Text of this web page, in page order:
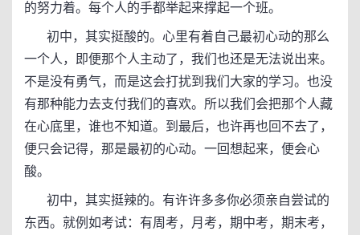
的努力着。每个人的手都举起来撑起一个班。
初中，其实挺酸的。心里有着自己最初心动的那么
一个人，即便那个人主动了，我们也还是无法说出来。
不是没有勇气，而是这会打扰到我们大家的学习。也没
有那种能力去支付我们的喜欢。所以我们会把那个人藏
在心底里，谁也不知道。到最后，也许再也回不去了，
便只会记得，那是最初的心动。一回想起来，便会心
酸。
初中，其实挺辣的。有许许多多你必须亲自尝试的
东西。就例如考试：有周考，月考，期中考，期末考，